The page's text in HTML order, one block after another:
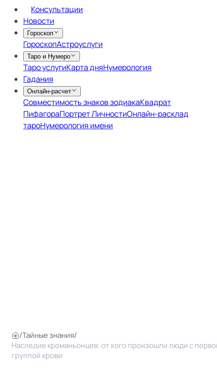
/Тайные знания/
Наследие кроманьонцев: от кого произошли люди с
группой крови